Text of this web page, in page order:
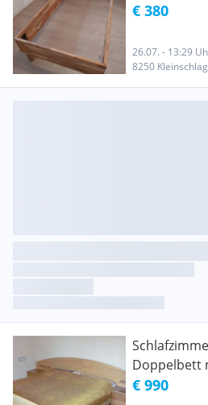
vom Tischler
€ 380
26.07. - 13:29
8250 Kleinschlag
Doppelbett
€ 990